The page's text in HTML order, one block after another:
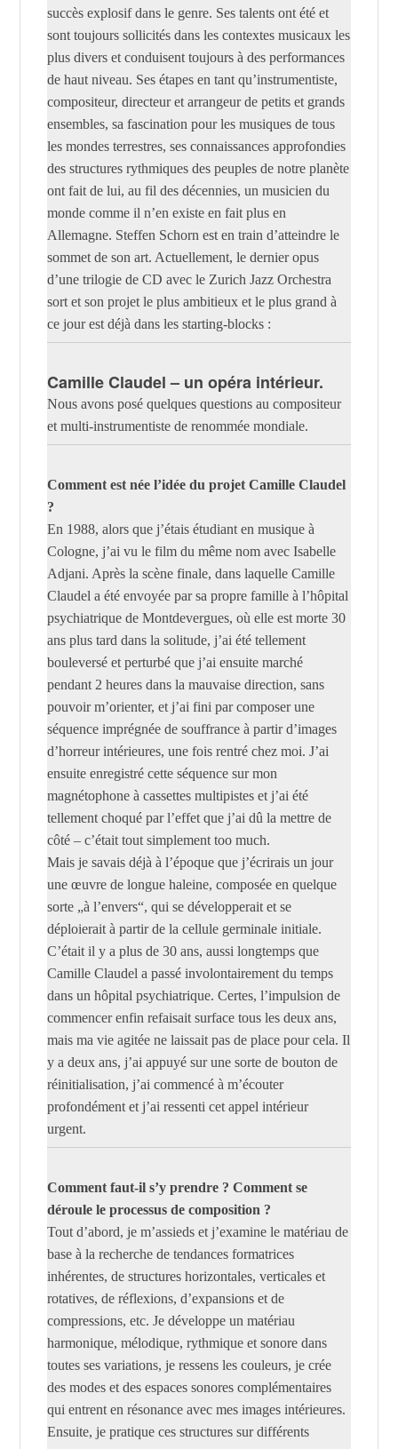
succès explosif dans le genre. Ses talents ont été et
sont toujours sollicités dans les contextes musicaux les
plus divers et conduisent toujours à des performances
de haut niveau. Ses étapes en tant qu’instrumentiste,
compositeur, directeur et arrangeur de petits et grands
ensembles, sa fascination pour les musiques de tous
les mondes terrestres, ses connaissances approfondies
des structures rythmiques des peuples de notre planète
ont fait de lui, au fil des décennies, un musicien du
monde comme il n’en existe en fait plus en
Allemagne. Steffen Schorn est en train d’atteindre le
sommet de son art. Actuellement, le dernier opus
d’une trilogie de CD avec le Zurich Jazz Orchestra
sort et son projet le plus ambitieux et le plus grand à
ce jour est déjà dans les starting-blocks :
Camille Claudel – un opéra intérieur.
Nous avons posé quelques questions au compositeur
et multi-instrumentiste de renommée mondiale.
Comment est née l’idée du projet Camille Claudel
?
En 1988, alors que j’étais étudiant en musique à
Cologne, j’ai vu le film du même nom avec Isabelle
Adjani. Après la scène finale, dans laquelle Camille
Claudel a été envoyée par sa propre famille à l’hôpital
psychiatrique de Montdevergues, où elle est morte 30
ans plus tard dans la solitude, j’ai été tellement
bouleversé et perturbé que j’ai ensuite marché
pendant 2 heures dans la mauvaise direction, sans
pouvoir m’orienter, et j’ai fini par composer une
séquence imprégnée de souffrance à partir d’images
d’horreur intérieures, une fois rentré chez moi. J’ai
ensuite enregistré cette séquence sur mon
magnétophone à cassettes multipistes et j’ai été
tellement choqué par l’effet que j’ai dû la mettre de
côté – c’était tout simplement too much.
Mais je savais déjà à l’époque que j’écrirais un jour
une œuvre de longue haleine, composée en quelque
sorte „à l’envers“, qui se développerait et se
déploierait à partir de la cellule germinale initiale.
C’était il y a plus de 30 ans, aussi longtemps que
Camille Claudel a passé involontairement du temps
dans un hôpital psychiatrique. Certes, l’impulsion de
commencer enfin refaisait surface tous les deux ans,
mais ma vie agitée ne laissait pas de place pour cela. Il
y a deux ans, j’ai appuyé sur une sorte de bouton de
réinitialisation, j’ai commencé à m’écouter
profondément et j’ai ressenti cet appel intérieur
urgent.
Comment faut-il s’y prendre ? Comment se
déroule le processus de composition ?
Tout d’abord, je m’assieds et j’examine le matériau de
base à la recherche de tendances formatrices
inhérentes, de structures horizontales, verticales et
rotatives, de réflexions, d’expansions et de
compressions, etc. Je développe un matériau
harmonique, mélodique, rythmique et sonore dans
toutes ses variations, je ressens les couleurs, je crée
des modes et des espaces sonores complémentaires
qui entrent en résonance avec mes images intérieures.
Ensuite, je pratique ces structures sur différents